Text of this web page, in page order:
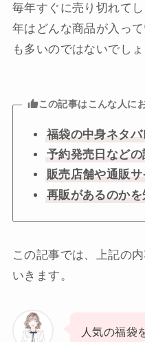
毎年すぐに売り切れて
年はどんな商品が入っ
も多いのではないでしょ
この記事はこんな人に
福袋の中身ネタ
予約発売日など
販売店舗や通販
再販があるのか
この記事では、上記の
いきます。
人気の福袋